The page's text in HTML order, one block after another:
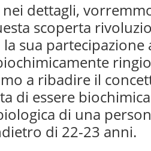
dettagli,
scoperta
sua partecipazione
a ribadire il
di essere
di una
di 22-23 anni.